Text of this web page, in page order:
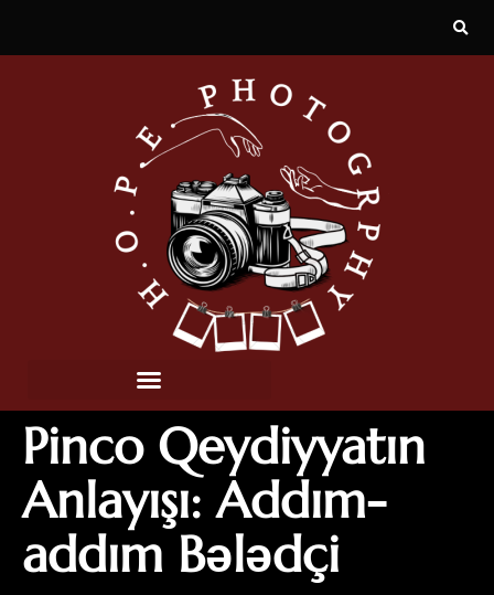
Pinco Qeydiyyatın
Anlayışı: Addım-
addım Bələdçi